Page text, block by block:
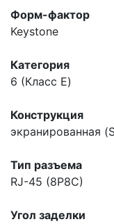
Форм-фактор
Keystone
Категория
6 (Класс E)
Конструкция
экранированная
Тип разъема
RJ-45 (8P8C)
Угол заделки